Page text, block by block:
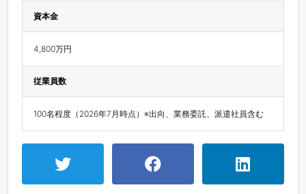
資本金
4,800万円
従業員数
100名程度（2026年7月時点）※出向、業務委託、派遣社員含む